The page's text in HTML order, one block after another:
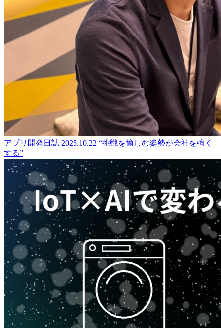
アプリ開発日誌 2025.10.22 “挑戦を愉しむ姿勢が会社を強く
する”